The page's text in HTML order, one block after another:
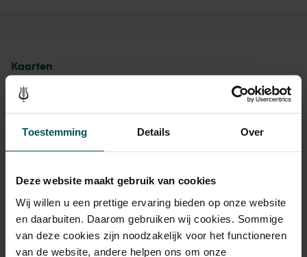
Toestemming Details Over
Deze website maakt gebruik van cookies
Wij willen u een prettige ervaring bieden op onze website
en daarbuiten. Daarom gebruiken wij cookies. Sommige
van deze cookies zijn noodzakelijk voor het functioneren
van de website, andere helpen ons om onze
Kaarten
Standaard € 19,00
Kinderen t/m 12 jaar € 18,00
Drankjes zijn bij de prijs inbegrepen. Ben je jonger dan 30
jaar? Eventuele sprintkaarten zijn 4 uur van tevoren via de